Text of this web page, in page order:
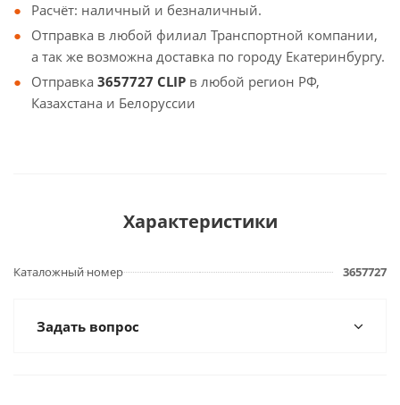
Расчёт: наличный и безналичный.
Отправка в любой филиал Транспортной компании,
а так же возможна доставка по городу Екатеринбургу.
Отправка 3657727 CLIP в любой регион РФ,
Казахстана и Белоруссии
Характеристики
Каталожный номер 3657727
Задать вопрос